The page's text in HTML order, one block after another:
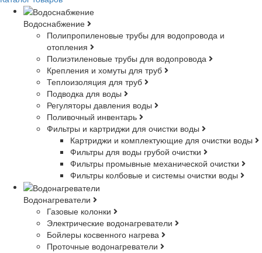
Водоснабжение
Полипропиленовые трубы для водопровода и
отопления
Полиэтиленовые трубы для водопровода
Крепления и хомуты для труб
Теплоизоляция для труб
Подводка для воды
Регуляторы давления воды
Поливочный инвентарь
Фильтры и картриджи для очистки воды
Картриджи и комплектующие для очистки воды
Фильтры для воды грубой очистки
Фильтры промывные механической очистки
Фильтры колбовые и системы очистки воды
Водонагреватели
Газовые колонки
Электрические водонагреватели
Бойлеры косвенного нагрева
Проточные водонагреватели